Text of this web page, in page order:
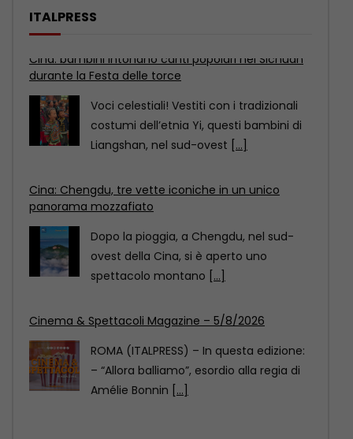
ITALPRESS
Cina: Chengdu, tre vette iconiche in un unico
panorama mozzafiato
Dopo la pioggia, a Chengdu, nel sud-
ovest della Cina, si è aperto uno
spettacolo montano[...]
Cinema & Spettacoli Magazine – 5/8/2026
– “Allora balliamo”, esordio alla regia di
[...]
Cina: bambini intonano canti popolari nel Sichuan
durante la Festa delle torce
Voci celestiali! Vestiti con i tradizionali
costumi dell’etnia Yi, questi bambini di
Liangshan, nel sud-ovest